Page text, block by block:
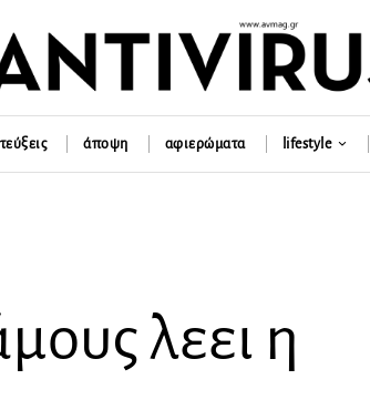
άποψη αφιερώματα lifestyle
λεει η